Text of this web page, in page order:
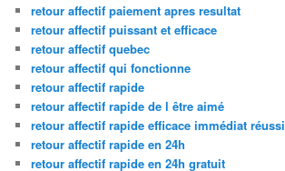
retour affectif paiement apres resultat
retour affectif puissant et efficace
retour affectif quebec
retour affectif qui fonctionne
retour affectif rapide
retour affectif rapide de l être aimé
retour affectif rapide efficace immédiat réussi
retour affectif rapide en 24h
retour affectif rapide en 24h gratuit